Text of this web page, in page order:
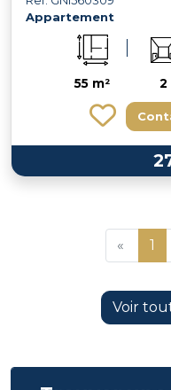
Appartement
55 m² 2
« 1
Voir